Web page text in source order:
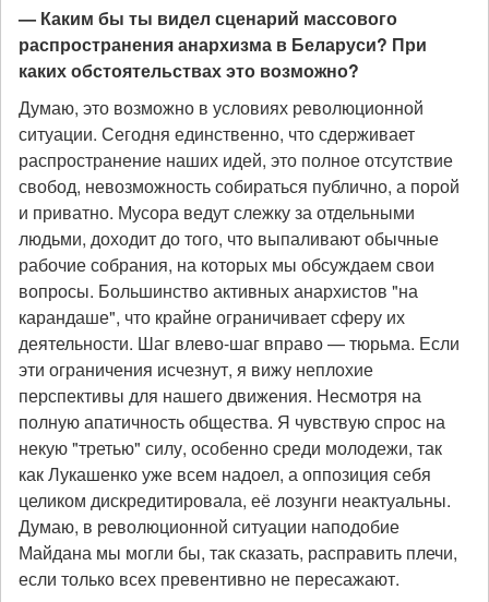
— Каким бы ты видел сценарий массового
распространения анархизма в Беларуси? При
каких обстоятельствах это возможно?
Думаю, это возможно в условиях революционной
ситуации. Сегодня единственно, что сдерживает
распространение наших идей, это полное отсутствие
свобод, невозможность собираться публично, а порой
и приватно. Мусора ведут слежку за отдельными
людьми, доходит до того, что выпаливают обычные
рабочие собрания, на которых мы обсуждаем свои
вопросы. Большинство активных анархистов "на
карандаше", что крайне ограничивает сферу их
деятельности. Шаг влево-шаг вправо — тюрьма. Если
эти ограничения исчезнут, я вижу неплохие
перспективы для нашего движения. Несмотря на
полную апатичность общества. Я чувствую спрос на
некую "третью" силу, особенно среди молодежи, так
как Лукашенко уже всем надоел, а оппозиция себя
целиком дискредитировала, её лозунги неактуальны.
Думаю, в революционной ситуации наподобие
Майдана мы могли бы, так сказать, расправить плечи,
если только всех превентивно не пересажают.